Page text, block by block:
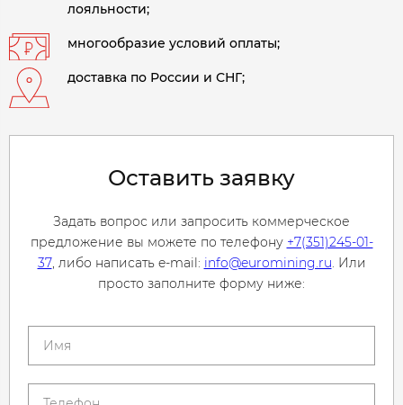
лояльности;
многообразие условий оплаты;
доставка по России и СНГ;
Оставить заявку
Задать вопрос или запросить коммерческое
предложение вы можете по телефону +7(351)245-01-
37, либо написать e-mail: info@euromining.ru. Или
просто заполните форму ниже: